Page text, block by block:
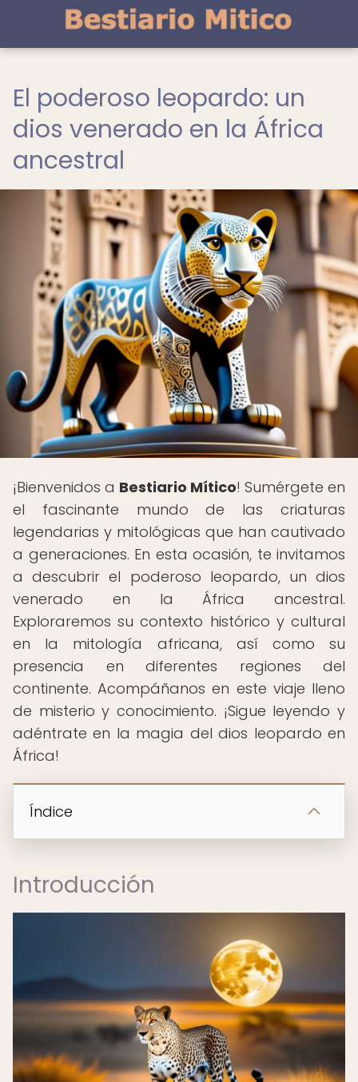
El poderoso leopardo: un
dios venerado en la África
ancestral
¡Bienvenidos a Bestiario Mítico! Sumérgete en
el fascinante mundo de las criaturas
legendarias y mitológicas que han cautivado
a generaciones. En esta ocasión, te invitamos
a descubrir el poderoso leopardo, un dios
venerado en la África ancestral.
Exploraremos su contexto histórico y cultural
en la mitología africana, así como su
presencia en diferentes regiones del
continente. Acompáñanos en este viaje lleno
de misterio y conocimiento. ¡Sigue leyendo y
adéntrate en la magia del dios leopardo en
África!
Índice
Introducción